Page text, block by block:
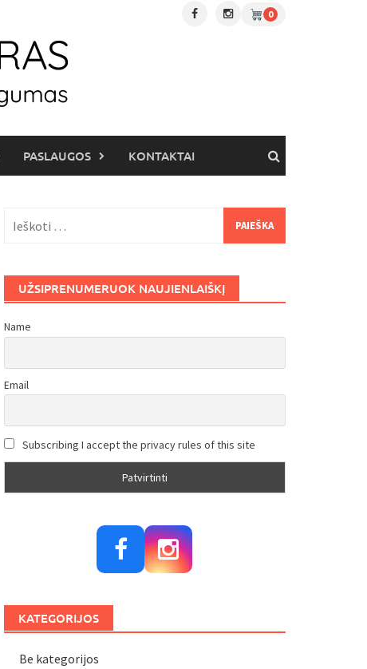
0
PASLAUGOS KONTAKTAI
UŽSIPRENUMERUOK NAUJIENLAIŠKĮ
Name
Email
Subscribing I accept the privacy rules of this site
KATEGORIJOS
Be kategorijos